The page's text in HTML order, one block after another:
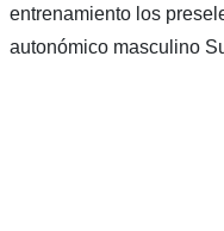
entrenamiento los
autonómico masculino